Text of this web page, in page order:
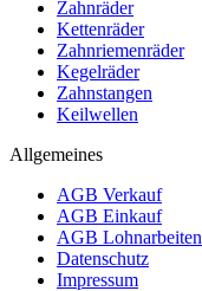
Zahnräder
Kettenräder
Zahnriemenräder
Kegelräder
Zahnstangen
Keilwellen
Allgemeines
AGB Verkauf
AGB Einkauf
AGB Lohnarbeiten
Datenschutz
Impressum